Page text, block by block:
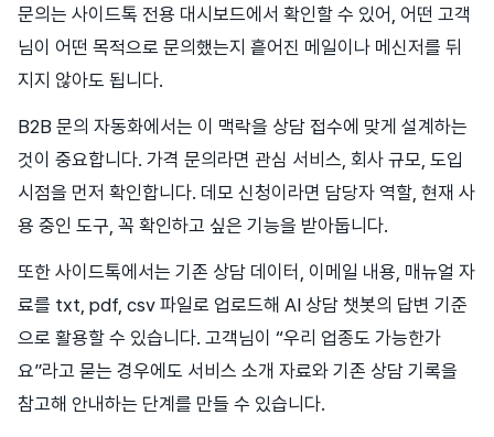
문의는 사이드톡 전용 대시보드에서 확인할 수 있어, 어떤 고객
님이 어떤 목적으로 문의했는지 흩어진 메일이나 메신저를 뒤
지지 않아도 됩니다.
B2B 문의 자동화에서는 이 맥락을 상담 접수에 맞게 설계하는
것이 중요합니다. 가격 문의라면 관심 서비스, 회사 규모, 도입
시점을 먼저 확인합니다. 데모 신청이라면 담당자 역할, 현재 사
용 중인 도구, 꼭 확인하고 싶은 기능을 받아둡니다.
또한 사이드톡에서는 기존 상담 데이터, 이메일 내용, 매뉴얼 자
료를 txt, pdf, csv 파일로 업로드해 AI 상담 챗봇의 답변 기준
으로 활용할 수 있습니다. 고객님이 “우리 업종도 가능한가
요”라고 묻는 경우에도 서비스 소개 자료와 기존 상담 기록을
참고해 안내하는 단계를 만들 수 있습니다.